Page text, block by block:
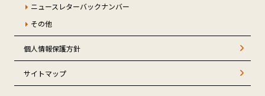
ニュースレターバックナンバー
その他
個人情報保護方針
サイトマップ